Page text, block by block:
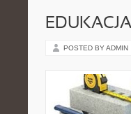
POSTED BY ADMIN